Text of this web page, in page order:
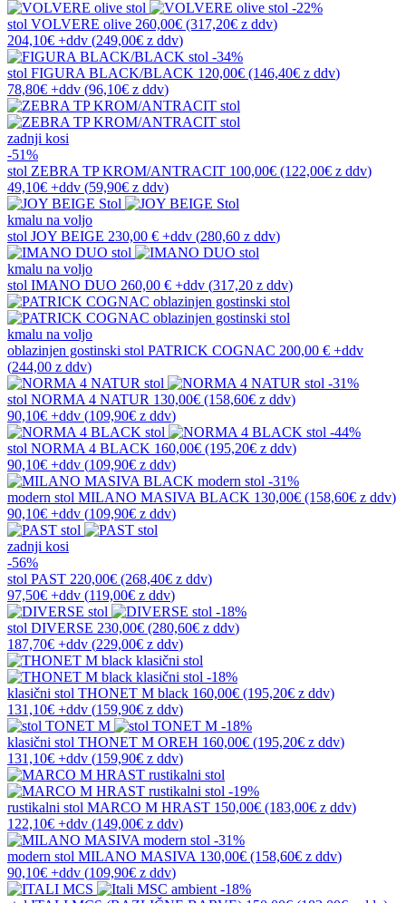
-22%
stol VOLVERE olive 260,00€ (317,20€ z ddv)
204,10€ +ddv (249,00€ z ddv)
-34%
stol FIGURA BLACK/BLACK 120,00€ (146,40€ z ddv)
78,80€ +ddv (96,10€ z ddv)
zadnji kosi
-51%
stol ZEBRA TP KROM/ANTRACIT 100,00€ (122,00€ z ddv)
49,10€ +ddv (59,90€ z ddv)
kmalu na voljo
stol JOY BEIGE 230,00 € +ddv (280,60 z ddv)
kmalu na voljo
stol IMANO DUO 260,00 € +ddv (317,20 z ddv)
kmalu na voljo
oblazinjen gostinski stol PATRICK COGNAC 200,00 € +ddv
(244,00 z ddv)
-31%
stol NORMA 4 NATUR 130,00€ (158,60€ z ddv)
90,10€ +ddv (109,90€ z ddv)
-44%
stol NORMA 4 BLACK 160,00€ (195,20€ z ddv)
90,10€ +ddv (109,90€ z ddv)
-31%
modern stol MILANO MASIVA BLACK 130,00€ (158,60€ z ddv)
90,10€ +ddv (109,90€ z ddv)
zadnji kosi
-56%
stol PAST 220,00€ (268,40€ z ddv)
97,50€ +ddv (119,00€ z ddv)
-18%
stol DIVERSE 230,00€ (280,60€ z ddv)
187,70€ +ddv (229,00€ z ddv)
-18%
klasični stol THONET M black 160,00€ (195,20€ z ddv)
131,10€ +ddv (159,90€ z ddv)
-18%
klasični stol THONET M OREH 160,00€ (195,20€ z ddv)
131,10€ +ddv (159,90€ z ddv)
-19%
rustikalni stol MARCO M HRAST 150,00€ (183,00€ z ddv)
122,10€ +ddv (149,00€ z ddv)
-31%
modern stol MILANO MASIVA 130,00€ (158,60€ z ddv)
90,10€ +ddv (109,90€ z ddv)
-18%